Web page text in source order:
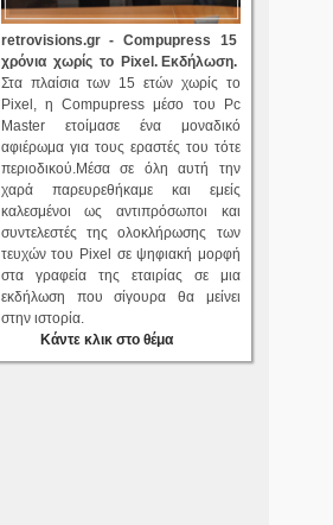
retrovisions.gr - Compupress 15
χρόνια χωρίς το Pixel. Εκδήλωση.
Στα πλαίσια των 15 ετών χωρίς το
Pixel, η Compupress μέσο του Pc
Master ετοίμασε ένα μοναδικό
αφιέρωμα για τους εραστές του τότε
περιοδικού.Μέσα σε όλη αυτή την
χαρά παρευρεθήκαμε και εμείς
καλεσμένοι ως αντιπρόσωποι και
συντελεστές της ολοκλήρωσης των
τευχών του Pixel σε ψηφιακή μορφή
στα γραφεία της εταιρίας σε μια
εκδήλωση που σίγουρα θα μείνει
στην ιστορία.
Κάντε κλικ στο θέμα